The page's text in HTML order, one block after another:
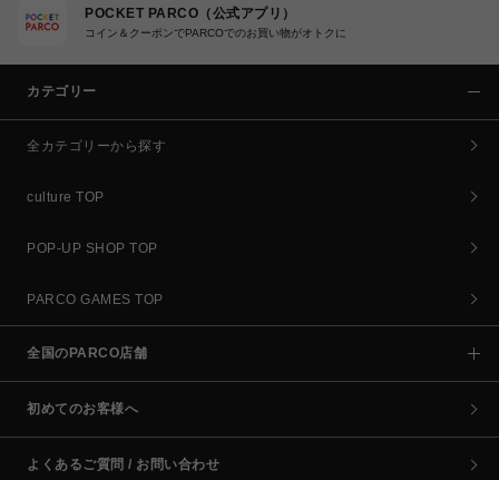
POCKET PARCO（公式アプリ）
コイン＆クーポンでPARCOでのお買い物がオトクに
カテゴリー
全カテゴリーから探す
culture TOP
POP-UP SHOP TOP
PARCO GAMES TOP
全国のPARCO店舗
初めてのお客様へ
よくあるご質問 / お問い合わせ